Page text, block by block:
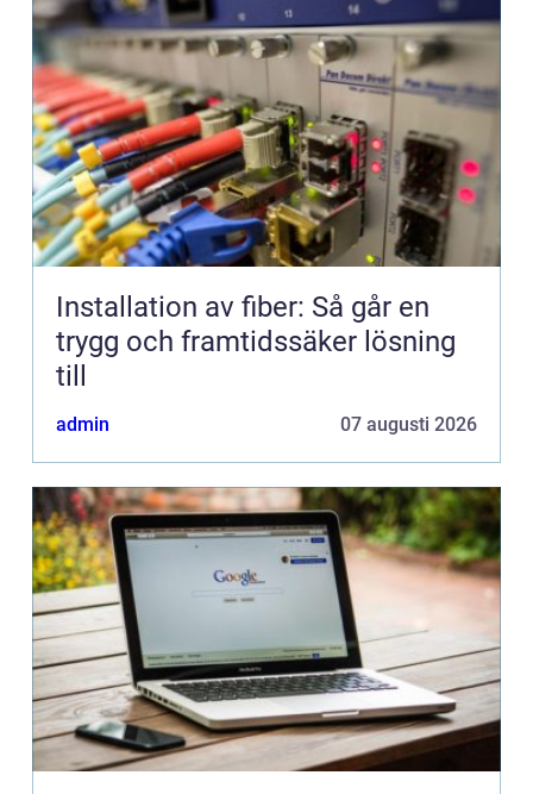
Installation av fiber: Så går en
trygg och framtidssäker lösning
till
admin 07 augusti 2026